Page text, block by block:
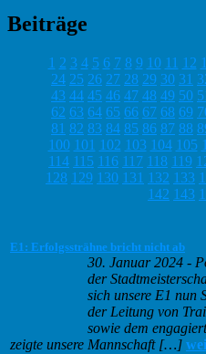
Beiträge
1 2 3 4 5 6 7 8 9 10 11 12
24 25 26 27 28 29 30 31
43 44 45 46 47 48 49 50
62 63 64 65 66 67 68 69
81 82 83 84 85 86 87 88
100 101 102 103 104 105
114 115 116 117 118 119
128 129 130 131 132 133
142 143
E1: Erfolgssträhne bricht nicht ab
30. Januar 2024 -
der
sich unsere E1
der Leitung von
sowie dem
zeigte unsere Mannschaft […]